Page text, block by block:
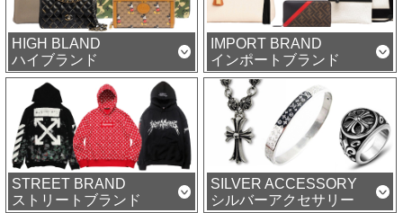
HIGH BLAND
ハイブランド
IMPORT BRAND
インポートブランド
STREET BRAND
ストリートブランド
SILVER ACCESSORY
シルバーアクセサリー